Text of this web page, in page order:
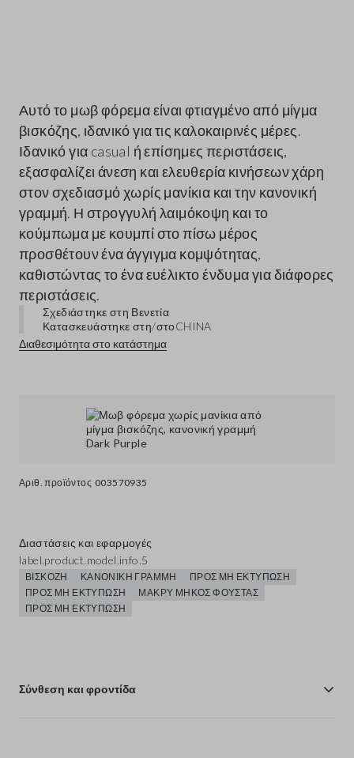
Αριθ. προϊόντος 003570935
Αυτό το μωβ φόρεμα είναι φτιαγμένο από μίγμα
βισκόζης, ιδανικό για τις καλοκαιρινές μέρες.
Ιδανικό για casual ή επίσημες περιστάσεις,
εξασφαλίζει άνεση και ελευθερία κινήσεων χάρη
στον σχεδιασμό χωρίς μανίκια και την κανονική
γραμμή. Η στρογγυλή λαιμόκοψη και το
κούμπωμα με κουμπί στο πίσω μέρος
προσθέτουν ένα άγγιγμα κομψότητας,
καθιστώντας το ένα ευέλικτο ένδυμα για διάφορες
περιστάσεις.
Σχεδιάστηκε στη Βενετία
Κατασκευάστηκε στη/στοCHINA
Διαθεσιμότητα στο κατάστημα
Διαστάσεις και εφαρμογές
label.product.model.info.5
ΒΙΣΚΌΖΗ ΚΑΝΟΝΙΚΉ ΓΡΑΜΜΉ
ΠΡΟΣ ΜΗ ΕΚΤΎΠΩΣΗ
ΠΡΟΣ ΜΗ ΕΚΤΎΠΩΣΗ
ΜΑΚΡΎ ΜΉΚΟΣ ΦΟΎΣΤΑΣ
ΠΡΟΣ ΜΗ ΕΚΤΎΠΩΣΗ
Σύνθεση και φροντίδα